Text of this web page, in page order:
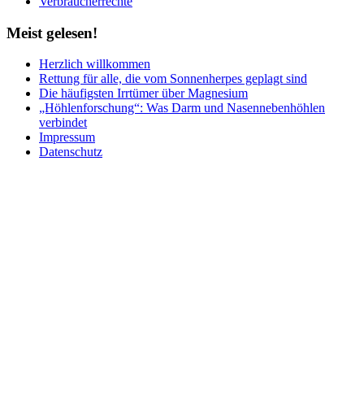
Meist gelesen!
Herzlich willkommen
Rettung für alle, die vom Sonnenherpes geplagt sind
Die häufigsten Irrtümer über Magnesium
„Höhlenforschung“: Was Darm und Nasennebenhöhlen
verbindet
Impressum
Datenschutz